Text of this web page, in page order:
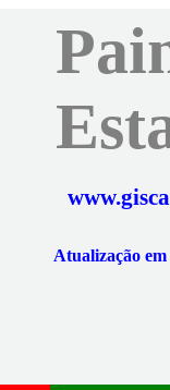
Atualização